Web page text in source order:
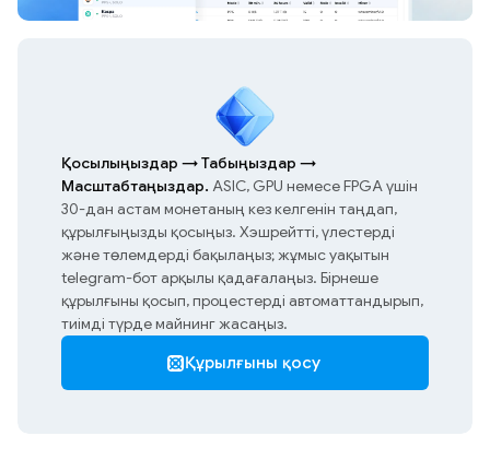
Қосылыңыздар →Табыңыздар →
Масштабтаңыздар. ASIC, GPU немесе FPGA үшін
30-дан астам монетаның кез келгенін таңдап,
құрылғыңызды қосыңыз. Хэшрейтті, үлестерді
және төлемдерді бақылаңыз; жұмыс уақытын
telegram-бот арқылы қадағалаңыз. Бірнеше
құрылғыны қосып, процестерді автоматтандырып,
тиімді түрде майнинг жасаңыз.
Құрылғыны қосу